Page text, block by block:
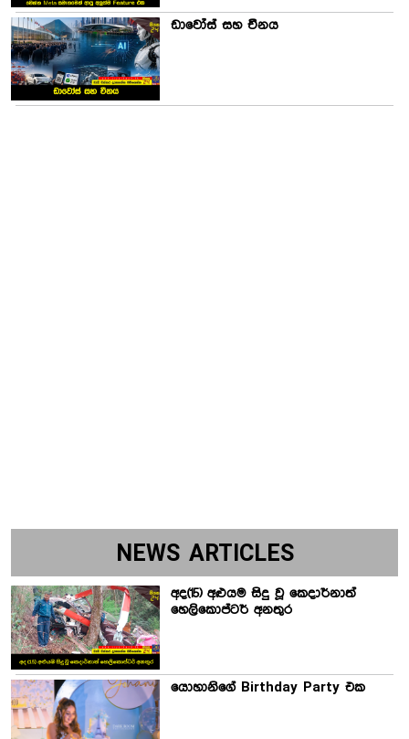
ඩාවෝස් සහ චීනය
NEWS ARTICLES
අද(15) අළුයම සිදු වූ කෙදාර්නාත්
හෙලිකොප්ටර් අනතුර
යොහානිගේ Birthday Party එක